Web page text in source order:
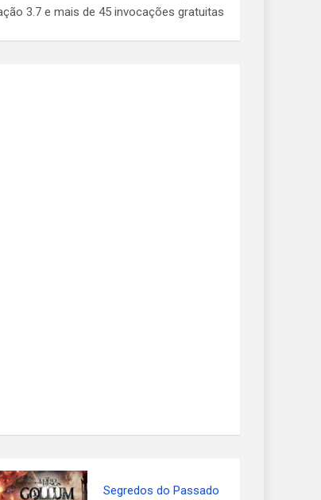
3.7 e mais de 45 invocações gratuitas
Segredos do Passado